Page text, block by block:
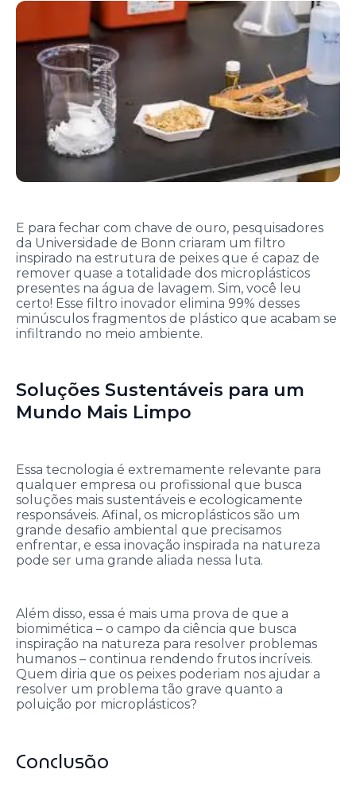
E para fechar com chave de ouro, pesquisadores
da Universidade de Bonn criaram um filtro
inspirado na estrutura de peixes que é capaz de
remover quase a totalidade dos microplásticos
presentes na água de lavagem. Sim, você leu
certo! Esse filtro inovador elimina 99% desses
minúsculos fragmentos de plástico que acabam se
infiltrando no meio ambiente.
Soluções Sustentáveis para um
Mundo Mais Limpo
Essa tecnologia é extremamente relevante para
qualquer empresa ou profissional que busca
soluções mais sustentáveis e ecologicamente
responsáveis. Afinal, os microplásticos são um
grande desafio ambiental que precisamos
enfrentar, e essa inovação inspirada na natureza
pode ser uma grande aliada nessa luta.
Além disso, essa é mais uma prova de que a
biomimética – o campo da ciência que busca
inspiração na natureza para resolver problemas
humanos – continua rendendo frutos incríveis.
Quem diria que os peixes poderiam nos ajudar a
resolver um problema tão grave quanto a
poluição por microplásticos?
Conclusão